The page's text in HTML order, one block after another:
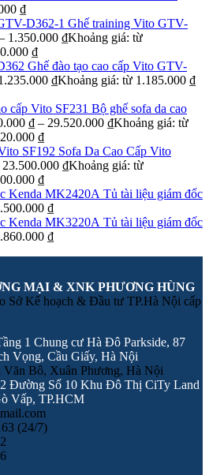
₫
Ghế training Vito GTV-
1.350.000 ₫Khoảng giá: từ
₫
Ghế đào tạo cao cấp Vito GTV-
₫Khoảng giá: từ 1.185.000 ₫
Bộ ghế sofa da cao
₫ – 29.520.000 ₫Khoảng giá: từ
₫
Sofa Da Cao Cấp Vito
23.500.000 ₫Khoảng giá: từ
₫
Tủ tài liệu giám đốc
₫
Tủ tài liệu giám đốc
₫
MẠI & XNK PHƯƠNG HÙNG
Sở Kế hoạch & Đầu tư TP.Hà Nội cấp
1 Chung cư Hà Đô Parkside, 87
Vọng, Cầu Giấy, Hà Nội
Bô, Xuân Phương, Hà Nội
Đường Số 10 Khu Đô Thị CiTy Land
Vấp, TP.HCM
(24/7)